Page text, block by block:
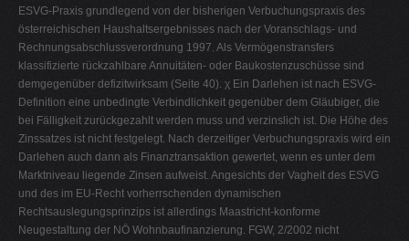
ESVG-Praxis grundlegend von der bisherigen Verbuchungspraxis des
österreichischen Haushaltsergebnisses nach der Voranschlags- und
Rechnungsabschlussverordnung 1997. Als Vermögenstransfers
klassifizierte rückzahlbare Annuitäten- oder Baukostenzuschüsse sind
demgegenüber defizitwirksam (Seite 40). χ Ein Darlehen ist nach ESVG-
Definition eine unbedingte Verbindlichkeit gegenüber dem Gläubiger, die
bei Fälligkeit zurückgezahlt werden muss und verzinslich ist. Die Höhe des
Zinssatzes ist nicht festgelegt. Nach derzeitiger Verbuchungspraxis wird ein
Darlehen auch dann als Finanztransaktion gewertet, wenn es unter dem
Marktniveau liegende Zinsen aufweist. Angesichts der Vagheit des ESVG
und des im EU-Recht vorherrschenden dynamischen
Rechtsauslegungsprinzips ist allerdings Maastricht-konforme
Neugestaltung der NÖ Wohnbaufinanzierung. FGW, 2/2002 nicht